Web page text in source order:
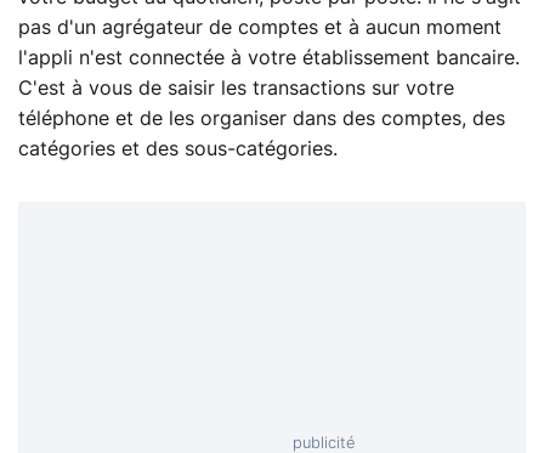
pas d'un agrégateur de comptes et à aucun moment
l'appli n'est connectée à votre établissement bancaire.
C'est à vous de saisir les transactions sur votre
téléphone et de les organiser dans des comptes, des
catégories et des sous-catégories.